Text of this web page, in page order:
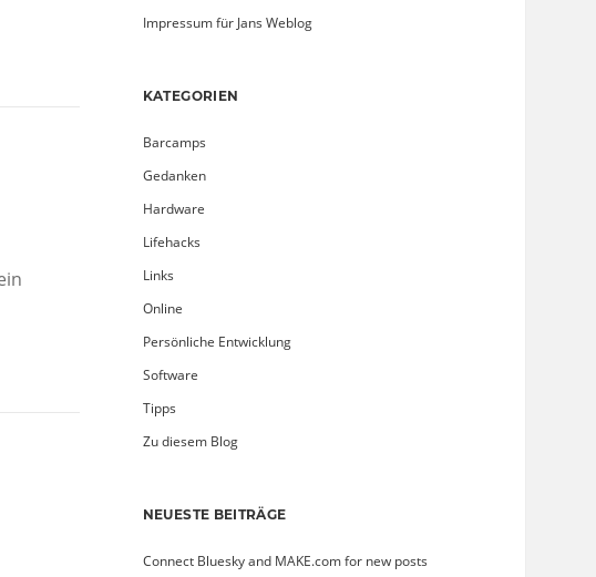
Impressum für Jans Weblog
KATEGORIEN
Barcamps
Gedanken
Hardware
Lifehacks
Links
Online
Persönliche Entwicklung
Software
Tipps
Zu diesem Blog
NEUESTE BEITRÄGE
Connect Bluesky and MAKE.com for new posts